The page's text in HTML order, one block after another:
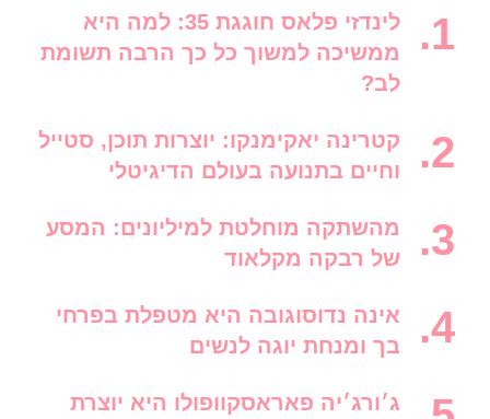
לינדזי פלאס חוגגת 35: למה היא
ממשיכה למשוך כל כך הרבה תשומת
לב?
קטרינה יאקימנקו: יוצרות תוכן, סטייל
וחיים בתנועה בעולם הדיגיטלי
מהשתקה מוחלטת למיליונים: המסע
של רבקה מקלאוד
אינה נדוסוגובה היא מטפלת בפרחי
בך ומנחת יוגה לנשים
ג׳ורג׳יה פאראסקוופולו היא יוצרת